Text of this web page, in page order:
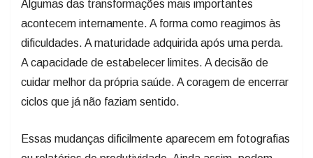
Algumas das transformações mais importantes
acontecem internamente. A forma como reagimos às
dificuldades. A maturidade adquirida após uma perda.
A capacidade de estabelecer limites. A decisão de
cuidar melhor da própria saúde. A coragem de encerrar
ciclos que já não faziam sentido.
Essas mudanças dificilmente aparecem em fotografias